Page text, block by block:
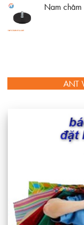
Nam
ANT